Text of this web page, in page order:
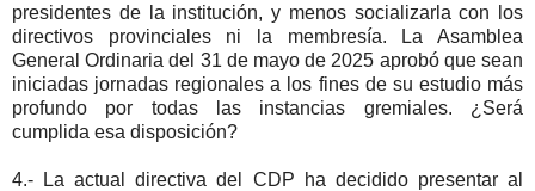
presidentes de la institución, y menos socializarla con los
directivos provinciales ni la membresía. La Asamblea
General Ordinaria del 31 de mayo de 2025 aprobó que sean
iniciadas jornadas regionales a los fines de su estudio más
profundo por todas las instancias gremiales. ¿Será
cumplida esa disposición?
4.- La actual directiva del CDP ha decidido presentar al